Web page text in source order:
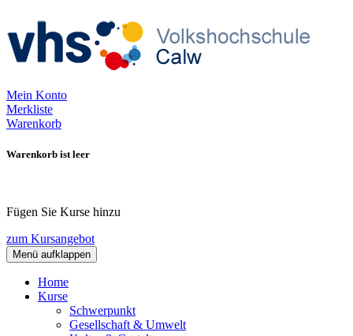
Mein Konto
Merkliste
Warenkorb
Warenkorb ist leer
Fügen Sie Kurse hinzu
zum Kursangebot
Menü aufklappen
Home
Kurse
Schwerpunkt
Gesellschaft & Umwelt